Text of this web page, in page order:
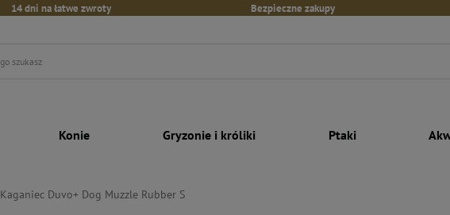
14 dni na łatwe zwroty Bezpieczne zakupy
Konie Gryzonie i króliki Ptaki
Kaganiec Duvo+ Dog Muzzle Rubber S